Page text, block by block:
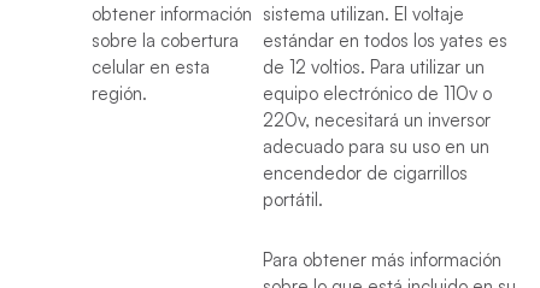
obtener información
sobre la cobertura
celular en esta
región.
sistema utilizan. El voltaje
estándar en todos los yates es
de 12 voltios. Para utilizar un
equipo electrónico de 110v o
220v, necesitará un inversor
adecuado para su uso en un
encendedor de cigarrillos
portátil.
Para obtener más información